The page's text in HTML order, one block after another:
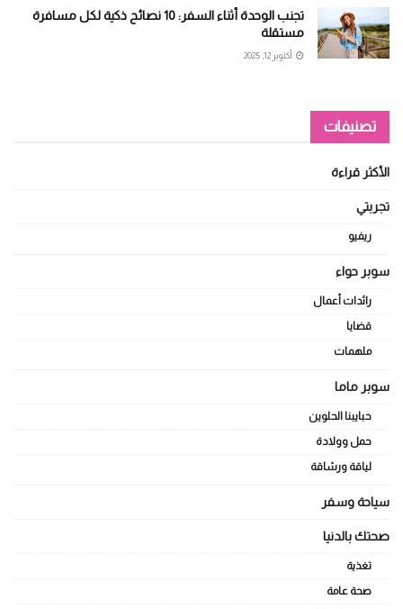
تجنب الوحدة أثناء السفر: 10 نصائح ذكية لكل مسافرة
مستقلة
أكتوبر 12, 2025
تصنيفات
الأكثر قراءة
تجربتي
ريفيو
سوبر حواء
رائدات أعمال
قضايا
ملهمات
سوبر ماما
حبايبنا الحلوين
حمل وولادة
لياقة ورشاقة
سياحة وسفر
صحتك بالدنيا
تغذية
صحة عامة